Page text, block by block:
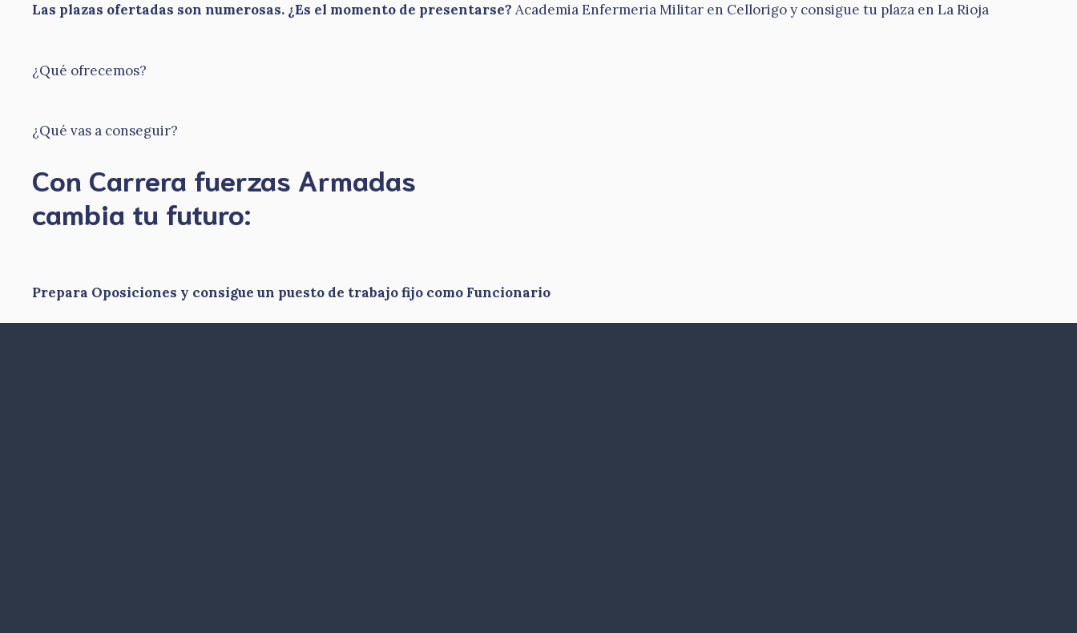
Las plazas ofertadas son numerosas. ¿Es el momento de presentarse? Academia Enfermeria Militar en Cellorigo y consigue tu plaza en La Rioja
¿Qué ofrecemos?
¿Qué vas a conseguir?
Con Carrera fuerzas Armadas
​cambia tu futuro:
Prepara Oposiciones y consigue un puesto de trabajo fijo como Funcionario